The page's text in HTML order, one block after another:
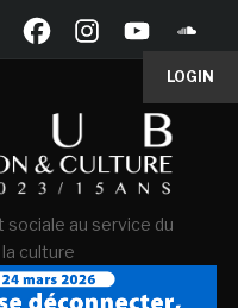
LOGIN
au service du
culture